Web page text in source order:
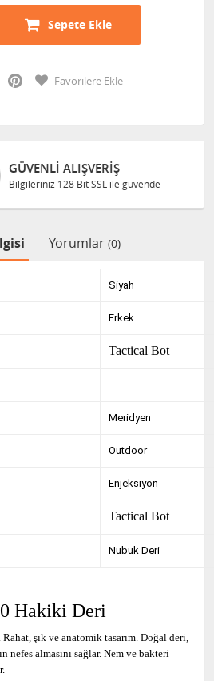
Sepete Ekle
Twitter PinterestFavorilere Ekle
ALIŞVERIŞ
128 Bit SSL ile güvende
Yorumlar (0)
Siyah
Erkek
Tactical Bot
Meridyen
Outdoor
Enjeksiyon
Tactical Bot
Nubuk Deri
Hakiki Deri
şık ve anatomik tasarım. Doğal deri,
nefes almasını sağlar. Nem ve bakteri